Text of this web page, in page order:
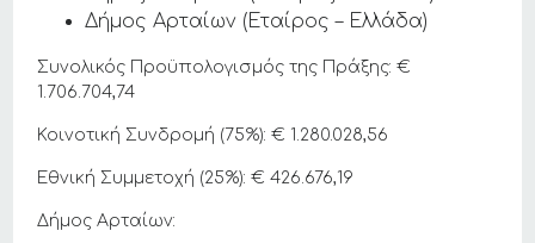
Δήμος Αρταίων (Εταίρος – Ελλάδα)
Συνολικός Προϋπολογισμός της Πράξης: €
1.706.704,74
Κοινοτική Συνδρομή (75%): € 1.280.028,56
Εθνική Συμμετοχή (25%): € 426.676,19
Δήμος Αρταίων: